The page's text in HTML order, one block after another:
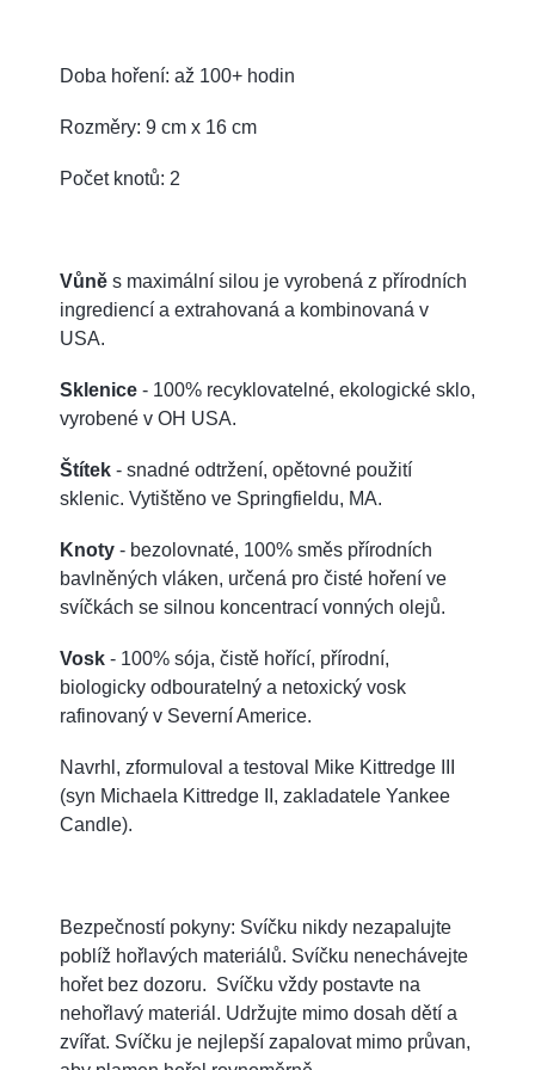
Doba hoření: až 100+ hodin
Rozměry: 9 cm x 16 cm
Počet knotů: 2
Vůně s maximální silou je vyrobená z přírodních
ingrediencí a extrahovaná a kombinovaná v
USA.
Sklenice - 100% recyklovatelné, ekologické sklo,
vyrobené v OH USA.
Štítek - snadné odtržení, opětovné použití
sklenic. Vytištěno ve Springfieldu, MA.
Knoty - bezolovnaté, 100% směs přírodních
bavlněných vláken, určená pro čisté hoření ve
svíčkách se silnou koncentrací vonných olejů.
Vosk - 100% sója, čistě hořící, přírodní,
biologicky odbouratelný a netoxický vosk
rafinovaný v Severní Americe.
Navrhl, zformuloval a testoval Mike Kittredge III
(syn Michaela Kittredge II, zakladatele Yankee
Candle).
Bezpečností pokyny: Svíčku nikdy nezapalujte
poblíž hořlavých materiálů. Svíčku nenechávejte
hořet bez dozoru. Svíčku vždy postavte na
nehořlavý materiál. Udržujte mimo dosah dětí a
zvířat. Svíčku je nejlepší zapalovat mimo průvan,